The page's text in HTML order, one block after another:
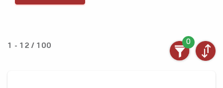
1 - 12 / 100
0